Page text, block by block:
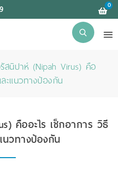
0
สนิปาห์ (Nipah Virus) คือ
ะแนวทางป้องกัน
คืออะไร เช็กอาการ วิธี
วทางป้องกัน